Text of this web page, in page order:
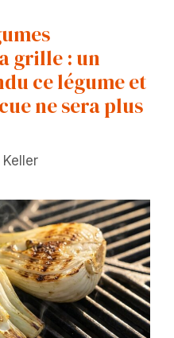
grille : un
ce légume et
ne sera plus